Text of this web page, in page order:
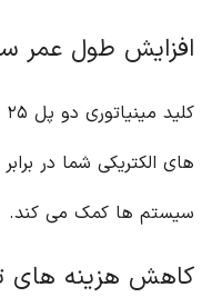
افزایش طول عمر
های الکتریکی شما در
سیستم ها کمک می کند.
کاهش هزینه های